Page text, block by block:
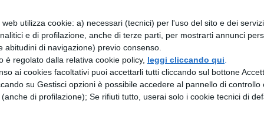
utilizza cookie: a) necessari (tecnici) per l'uso del sito e dei
e di profilazione, anche di terze parti, per mostrarti annunci
abitudini di navigazione) previo consenso.
è regolato dalla relativa cookie policy, leggi cliccando qui
ai cookies facoltativi puoi accettarli tutti cliccando sul bottone
su Gestisci opzioni è possibile accedere al pannello di controllo
di profilazione); Se rifiuti tutto, userai solo i cookie tecnici di
proprio codesta legge, affinchè io possa
di dire qualcosa di diverso, Attico?
mai diversamente sulle questioni più